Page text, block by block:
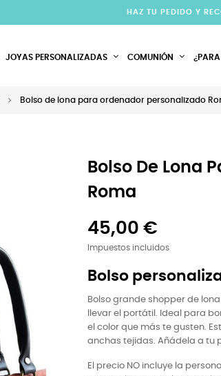
HAZ TU PEDIDO Y
JOYAS PERSONALIZADAS COMUNIÓN ¿PARA
Bolso de lona para ordenador personalizado
Bolso De Lona
Roma
45,00 €
Impuestos incluidos
Bolso
Bolso grande shopper de
llevar el portátil. Ideal para
el color que más te gusten.
anchas tejidas. Añádela a tu
El precio NO incluye la